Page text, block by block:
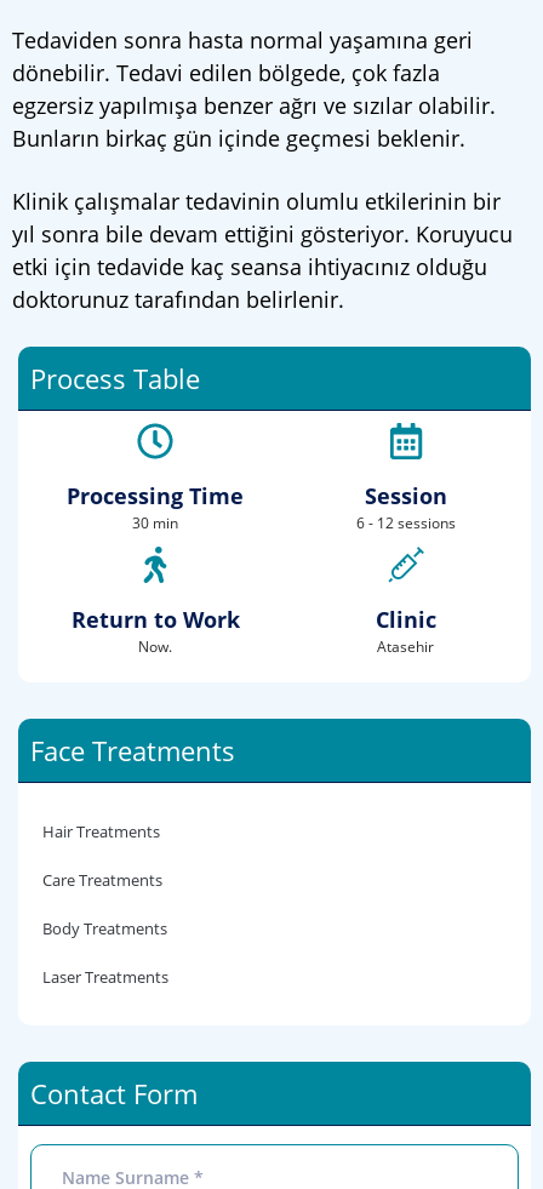
Tedaviden sonra hasta normal yaşamına geri
dönebilir. Tedavi edilen bölgede, çok fazla
egzersiz yapılmışa benzer ağrı ve sızılar olabilir.
Bunların birkaç gün içinde geçmesi beklenir.
Klinik çalışmalar tedavinin olumlu etkilerinin bir
yıl sonra bile devam ettiğini gösteriyor. Koruyucu
etki için tedavide kaç seansa ihtiyacınız olduğu
doktorunuz tarafından belirlenir.
Process Table
Processing Time
30 min
Return to Work
Now.
Session
6 - 12 sessions
Clinic
Atasehir
Face Treatments
Hair Treatments
Care Treatments
Body Treatments
Laser Treatments
Contact Form